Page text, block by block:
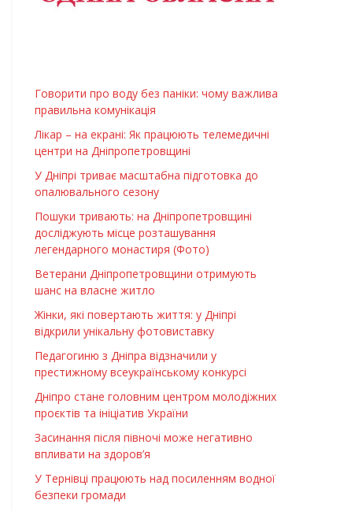
Говорити про воду без паніки: чому важлива
правильна комунікація
Лікар – на екрані: Як працюють телемедичні
центри на Дніпропетровщині
У Дніпрі триває масштабна підготовка до
опалювального сезону
Пошуки тривають: на Дніпропетровщині
досліджують місце розташування
легендарного монастиря (Фото)
Ветерани Дніпропетровщини отримують
шанс на власне житло
Жінки, які повертають життя: у Дніпрі
відкрили унікальну фотовиставку
Педагогиню з Дніпра відзначили у
престижному всеукраїнському конкурсі
Дніпро стане головним центром молодіжних
проєктів та ініціатив України
Засинання після півночі може негативно
впливати на здоров’я
У Тернівці працюють над посиленням водної
безпеки громади